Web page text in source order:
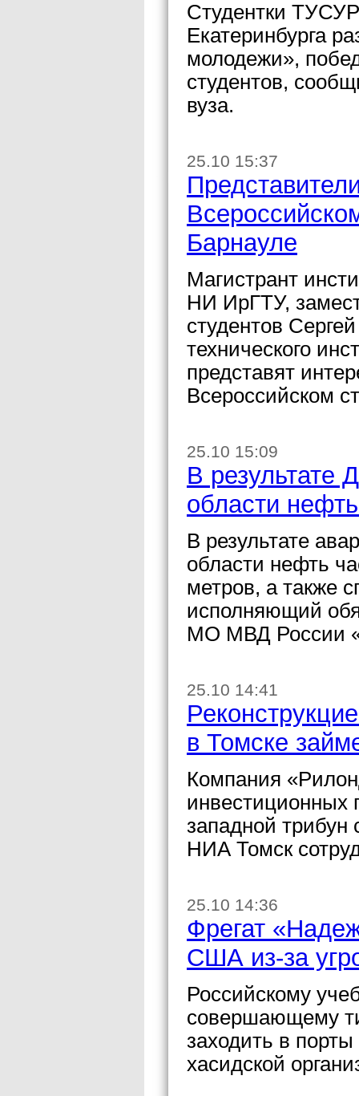
Студентки
Екатеринбурга
молодежи»,
студентов,
вуза.
25.10 15:37
Барнауле
Магистрант
НИ ИрГТУ,
студентов
технического
представят
Всероссийском
25.10 15:09
В результате
области
В результате
области нефть
метров, а также
исполняющий
МО МВД России
25.10 14:41
в Томске
Компания
инвестиционных
западной трибун
НИА Томск
25.10 14:36
Фрегат
США из-за
Российскому
совершающему
заходить в
хасидской